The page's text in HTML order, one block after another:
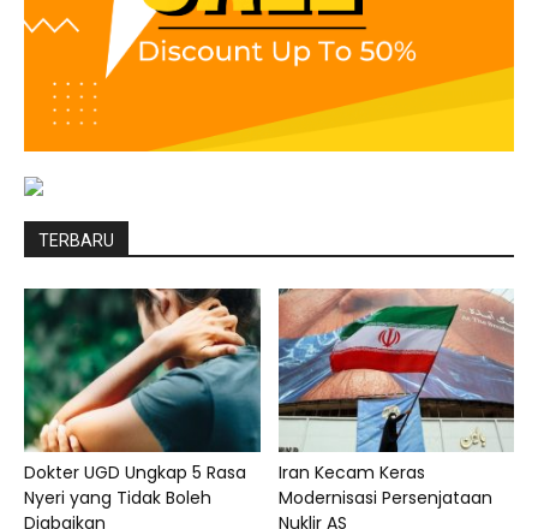
TERBARU
Dokter UGD Ungkap 5 Rasa
Nyeri yang Tidak Boleh
Diabaikan
Iran Kecam Keras
Modernisasi Persenjataan
Nuklir AS